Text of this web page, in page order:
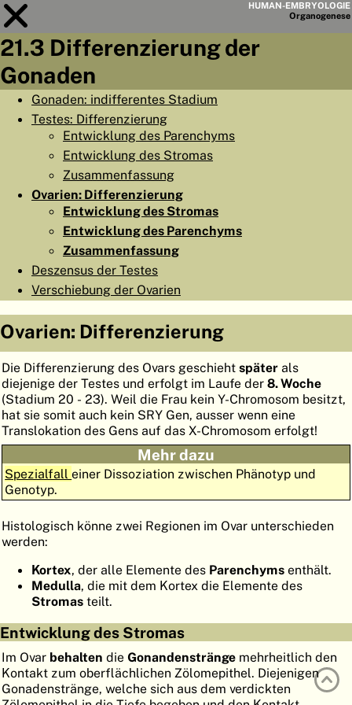
HUMAN-EMBRYOLOGIE
Organogenese
KAPITELLISTE
EMBRYOGENESE
ORGANO
ATLASEMBRYOLOGY
SUCHEN
HILFE
EN
21.3 Differenzierung der
Gonaden
Gonaden: indifferentes Stadium
Testes: Differenzierung
Entwicklung des Parenchyms
Entwicklung des Stromas
Zusammenfassung
Ovarien: Differenzierung
Entwicklung des Stromas
Entwicklung des Parenchyms
Zusammenfassung
Deszensus der Testes
Verschiebung der Ovarien
Ovarien: Differenzierung
Die Differenzierung des Ovars geschieht später als
diejenige der Testes und erfolgt im Laufe der 8. Woche
(Stadium 20 - 23). Weil die Frau kein Y-Chromosom besitzt,
hat sie somit auch kein SRY Gen, ausser wenn eine
Translokation des Gens auf das X-Chromosom erfolgt!
Mehr dazu
Spezialfalleiner Dissoziation zwischen Phänotyp und
Genotyp.
Histologisch könne zwei Regionen im Ovar unterschieden
werden:
Kortex, der alle Elemente des Parenchyms enthält.
Medulla, die mit dem Kortex die Elemente des
Stromas teilt.
Entwicklung des Stromas
Im Ovar behalten die Gonandenstränge mehrheitlich den
Kontakt zum oberflächlichen Zölomepithel. Diejenigen
Gonadenstränge, welche sich aus dem verdickten